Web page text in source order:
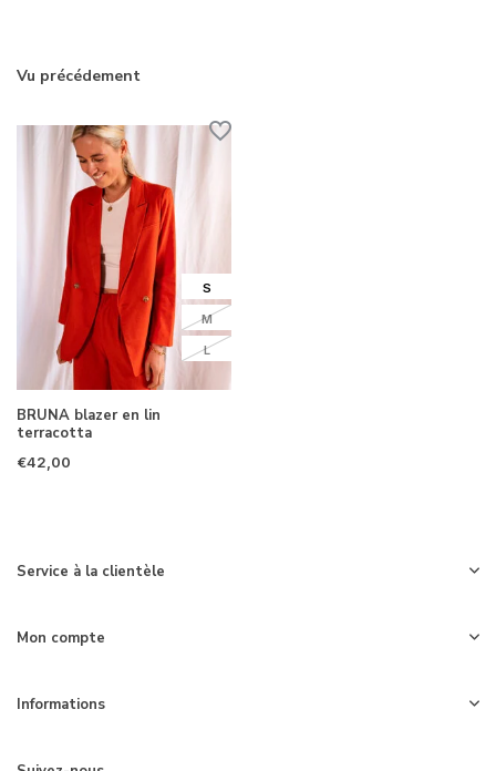
Vu précédement
S
M
L
BRUNA blazer en lin
terracotta
€42,00
Service à la clientèle
Mon compte
Informations